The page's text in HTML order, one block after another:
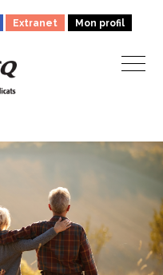
Extranet Mon profil